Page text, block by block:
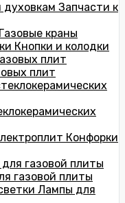
Запчасти к
Газовые краны
Кнопки и колодки
плит
Конфорки
газовой плиты
Лампы для